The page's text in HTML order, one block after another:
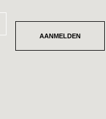
AANMELDEN